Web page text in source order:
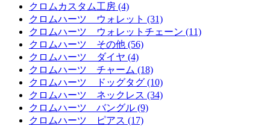
クロムカスタム工房 (4)
クロムハーツ ウォレット (31)
クロムハーツ ウォレットチェーン (11)
クロムハーツ その他 (56)
クロムハーツ ダイヤ (4)
クロムハーツ チャーム (18)
クロムハーツ ドッグタグ (10)
クロムハーツ ネックレス (34)
クロムハーツ バングル (9)
クロムハーツ ピアス (17)